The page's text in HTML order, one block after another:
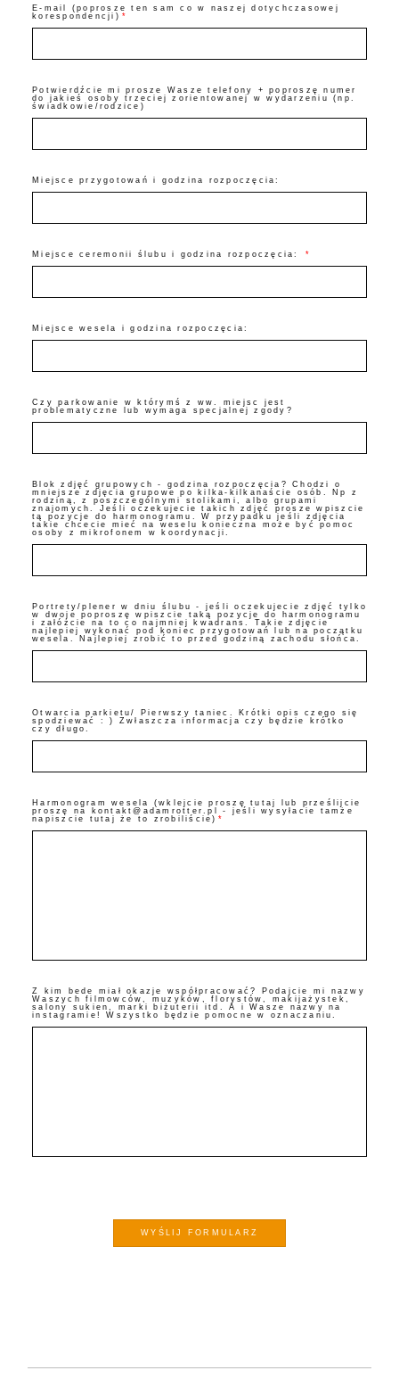
E-mail (poprosze ten sam co w naszej dotychczasowej
korespondencji)
Potwierdźcie mi prosze Wasze telefony + poproszę numer
do jakieś osoby trzeciej zorientowanej w wydarzeniu (np.
świadkowie/rodzice)
Miejsce przygotowań i godzina rozpoczęcia:
Miejsce ceremonii ślubu i godzina rozpoczęcia:
Miejsce wesela i godzina rozpoczęcia:
Czy parkowanie w którymś z ww. miejsc jest
problematyczne lub wymaga specjalnej zgody?
Blok zdjęć grupowych - godzina rozpoczęcia? Chodzi o
mniejsze zdjęcia grupowe po kilka-kilkanaście osób. Np z
rodziną, z poszczególnymi stolikami, albo grupami
znajomych. Jeśli oczekujecie takich zdjęć prosze wpiszcie
tą pozycje do harmonogramu. W przypadku jeśli zdjęcia
takie chcecie mieć na weselu konieczna może być pomoc
osoby z mikrofonem w koordynacji.
Portrety/plener w dniu ślubu - jeśli oczekujecie zdjęć tylko
w dwoje poproszę wpiszcie taką pozycje do harmonogramu
i załóżcie na to co najmniej kwadrans. Takie zdjęcie
najlepiej wykonać pod koniec przygotowań lub na początku
wesela. Najlepiej zrobić to przed godziną zachodu słońca.
Otwarcia parkietu/ Pierwszy taniec. Krótki opis czego się
spodziewać : ) Zwłaszcza informacja czy będzie krótko
czy długo.
Harmonogram wesela (wklejcie proszę tutaj lub prześlijcie
proszę na kontakt@adamrotter.pl - jeśli wysyłacie tamże
napiszcie tutaj że to zrobiliście)
Z kim bede miał okazje współpracować? Podajcie mi nazwy
Waszych filmowców, muzyków, florystów, makijażystek,
salony sukien, marki biżuterii itd. A i Wasze nazwy na
instagramie! Wszystko będzie pomocne w oznaczaniu.